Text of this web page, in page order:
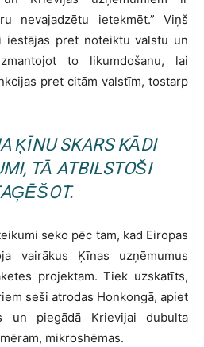
nevajadzētu ietekmēt.” Viņš
iestājas pret noteiktu valstu un
to likumdošanu, lai
pret citām valstīm, tostarp
ĶĪNU SKARS KĀDI
TĀ ATBILSTOŠI
seko pēc tam, kad Eiropas
vairākus Ķīnas uzņēmumus
projektam. Tiek uzskatīts,
seši atrodas Honkongā, apiet
un piegādā Krievijai dubulta
mikroshēmas.